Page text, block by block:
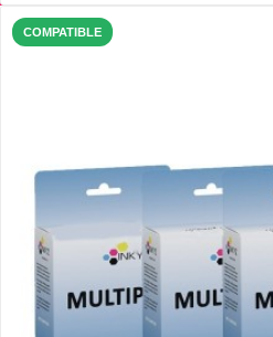
COMPATIBLE